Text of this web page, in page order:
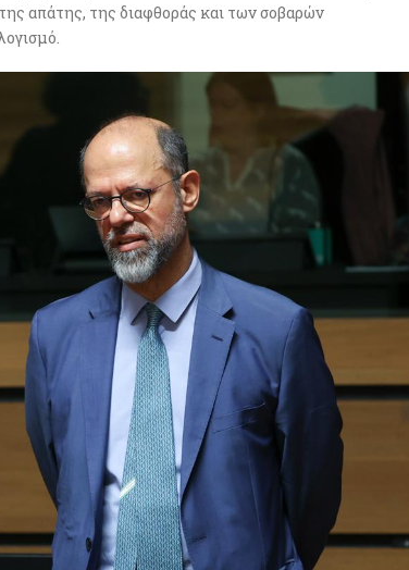
απάτης, της διαφθοράς και των σοβαρών